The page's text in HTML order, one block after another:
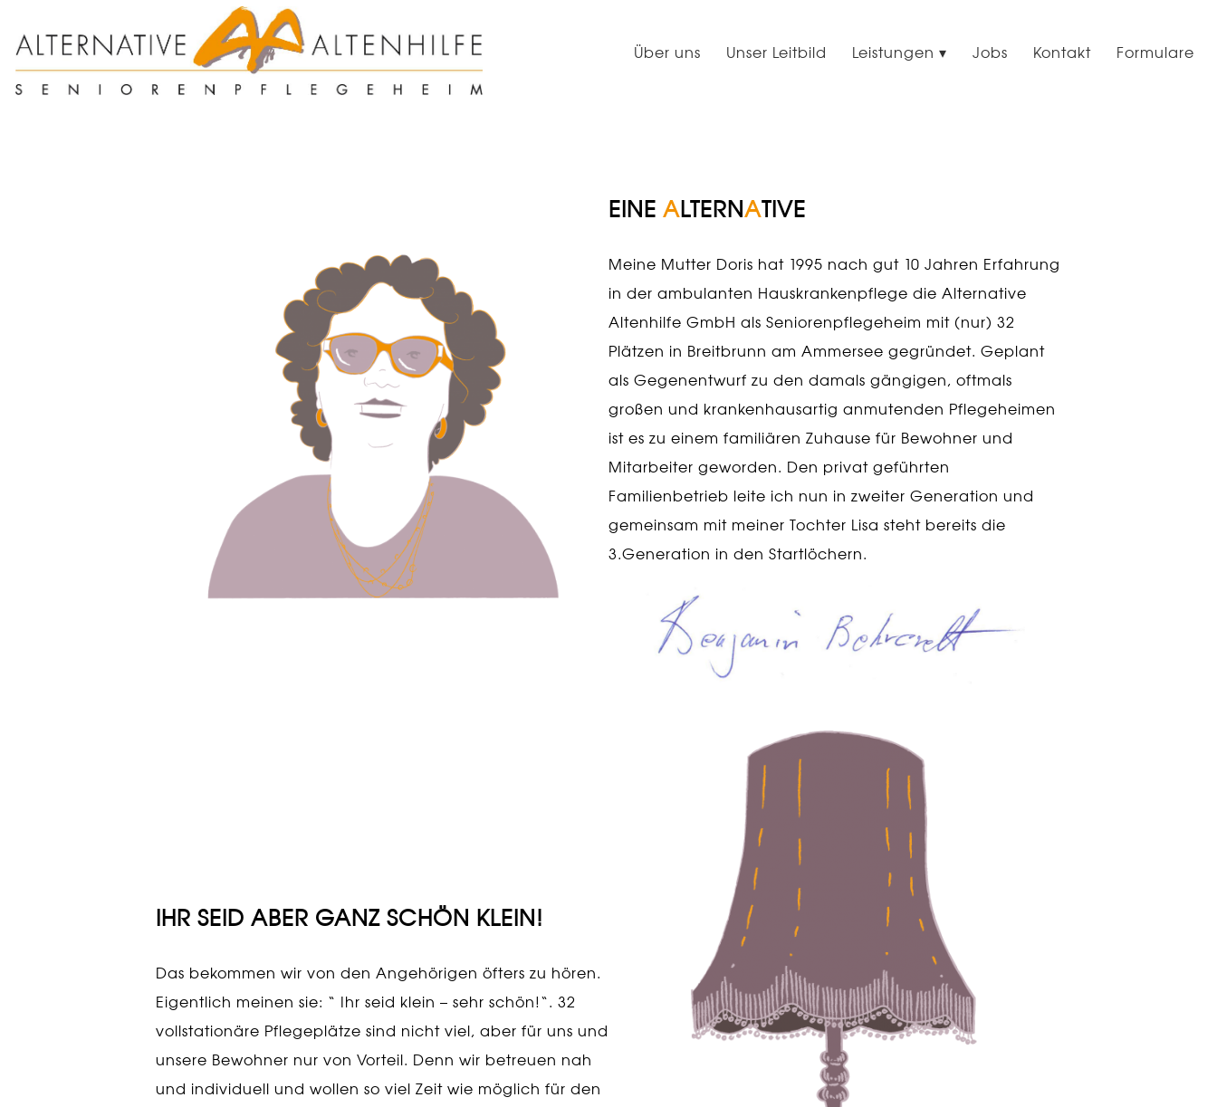
Über uns Unser Leitbild Leistungen Jobs Kontakt Formulare
EINE ALTERNATIVE
Meine Mutter Doris hat 1995 nach gut 10 Jahren Erfahrung
in der ambulanten Hauskrankenpflege die Alternative
Altenhilfe GmbH als Seniorenpflegeheim mit (nur) 32
Plätzen in Breitbrunn am Ammersee gegründet. Geplant
als Gegenentwurf zu den damals gängigen, oftmals
großen und krankenhausartig anmutenden Pflegeheimen
ist es zu einem familiären Zuhause für Bewohner und
Mitarbeiter geworden. Den privat geführten
Familienbetrieb leite ich nun in zweiter Generation und
gemeinsam mit meiner Tochter Lisa steht bereits die
3.Generation in den Startlöchern.
IHR SEID ABER GANZ SCHÖN KLEIN!
Das bekommen wir von den Angehörigen öfters zu hören.
Eigentlich meinen sie: “ Ihr seid klein – sehr schön!“. 32
vollstationäre Pflegeplätze sind nicht viel, aber für uns und
unsere Bewohner nur von Vorteil. Denn wir betreuen nah
und individuell und wollen so viel Zeit wie möglich für den